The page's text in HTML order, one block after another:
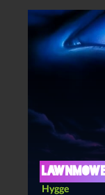
Hygge